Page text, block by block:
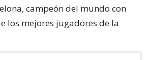
campeón del mundo con
los mejores jugadores de la